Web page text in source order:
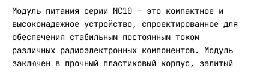
Модуль питания серии МС10 – это компактное и
высоконадежное устройство, спроектированное для
обеспечения стабильным постоянным током
различных радиоэлектронных компонентов. Модуль
заключен в прочный пластиковый корпус, залитый